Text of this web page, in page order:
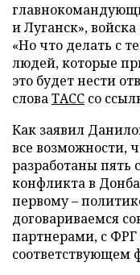
и Луганск», войска
«Но что делать с
людей, которые
это будет нести
словаТАСС со
Как заявил
все возможности,
разработаны пять
конфликта в
первому –
договариваемся
партнерами, с
соответствующем